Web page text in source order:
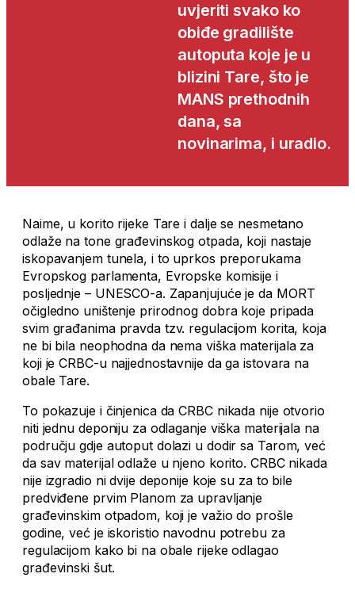
uvjeriti svako ko
obiđe gradilište
autoputa koje je u
blizini Tare, što je
MANS prethodnih
dana, sa
novinarima, i uradio.
Naime, u korito rijeke Tare i dalje se nesmetano
odlaže na tone građevinskog otpada, koji nastaje
iskopavanjem tunela, i to uprkos preporukama
Evropskog parlamenta, Evropske komisije i
posljednje – UNESCO-a. Zapanjujuće je da MORT
očigledno uništenje prirodnog dobra koje pripada
svim građanima pravda tzv. regulacijom korita, koja
ne bi bila neophodna da nema viška materijala za
koji je CRBC-u najjednostavnije da ga istovara na
obale Tare.
To pokazuje i činjenica da CRBC nikada nije otvorio
niti jednu deponiju za odlaganje viška materijala na
području gdje autoput dolazi u dodir sa Tarom, već
da sav materijal odlaže u njeno korito. CRBC nikada
nije izgradio ni dvije deponije koje su za to bile
predviđene prvim Planom za upravljanje
građevinskim otpadom, koji je važio do prošle
godine, već je iskoristio navodnu potrebu za
regulacijom kako bi na obale rijeke odlagao
građevinski šut.